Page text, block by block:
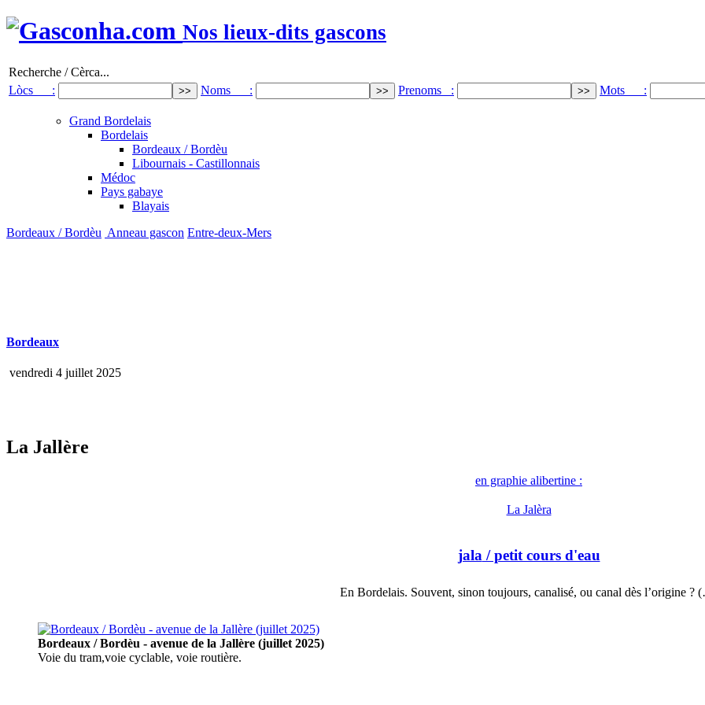
Nos lieux-dits gascons
Recherche / Cèrca...
Lòcs :
Noms : Prenoms : Mots :
Grand Bordelais
Bordelais
Bordeaux / Bordèu
Libournais - Castillonnais
Médoc
Pays gabaye
Blayais
Bordeaux / Bordèu Anneau gascon Entre-deux-Mers
Bordeaux
vendredi 4 juillet 2025
La Jallère
en graphie alibertine :
La Jalèra
jala / petit cours d'eau
En Bordelais. Souvent, sinon toujours, canalisé, ou canal dès l’origine ?
Bordeaux / Bordèu - avenue de la Jallère (juillet 2025)
Voie du tram,voie cyclable, voie routière.